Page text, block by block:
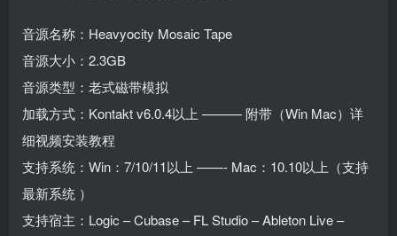
音源名称：Heavyocity Mosaic Tape
音源大小：2.3GB
音源类型：老式磁带模拟
加载方式：Kontakt v6.0.4以上 ——— 附带（Win Mac）详
细视频安装教程
支持系统：Win：7/10/11以上 ——- Mac：10.10以上（支持
最新系统 ）
支持宿主：Logic – Cubase – FL Studio – Ableton Live –